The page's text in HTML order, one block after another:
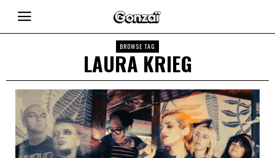
BROWSE TAG
LAURA KRIEG